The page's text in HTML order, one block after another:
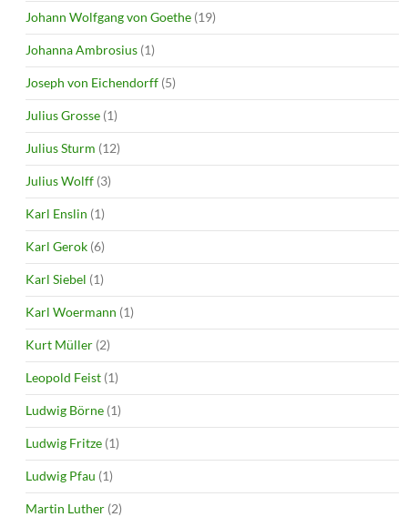
Johann Wolfgang von Goethe (19)
Johanna Ambrosius (1)
Joseph von Eichendorff (5)
Julius Grosse (1)
Julius Sturm (12)
Julius Wolff (3)
Karl Enslin (1)
Karl Gerok (6)
Karl Siebel (1)
Karl Woermann (1)
Kurt Müller (2)
Leopold Feist (1)
Ludwig Börne (1)
Ludwig Fritze (1)
Ludwig Pfau (1)
Martin Luther (2)